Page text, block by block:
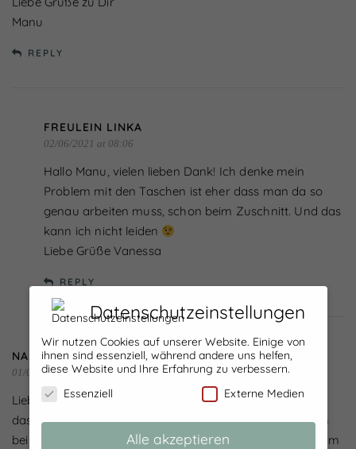
Manu
REPLY
FREULEIN LINKA
02/06/2021 at 08:06
Hallo Manu, vielen lieben Dank! Ich denke mein
Problem mit den Taschen ist eher dass man da so
genau arbeiten muss, schon beim Zuschnitt. Und das
kann ich nicht leiden
Liebe Grüße Vanessa
REPLY
NANUSCH
01/06/2021 at 18:22
Liebe Vanessa,
das Mäppchen ist echt super geworden – das hätte auch
bei mir einziehen dürfen :-)! Ich finde, du hast das prima im
Datenschutzeinstellungen
Wir nutzen Cookies auf unserer Website. Einige von
ihnen sind essenziell, während andere uns helfen,
diese Website und Ihre Erfahrung zu verbessern.
Essenziell
Externe Medien
Alle akzeptieren